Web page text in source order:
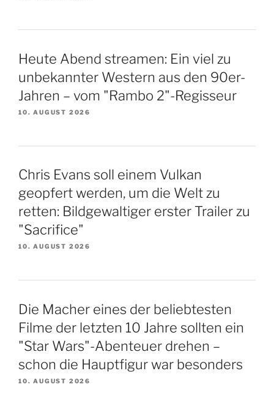
Heute Abend streamen: Ein viel zu
unbekannter Western aus den 90er-
Jahren – vom "Rambo 2"-Regisseur
10. AUGUST 2026
Chris Evans soll einem Vulkan
geopfert werden, um die Welt zu
retten: Bildgewaltiger erster Trailer zu
"Sacrifice"
10. AUGUST 2026
Die Macher eines der beliebtesten
Filme der letzten 10 Jahre sollten ein
"Star Wars"-Abenteuer drehen –
schon die Hauptfigur war besonders
10. AUGUST 2026